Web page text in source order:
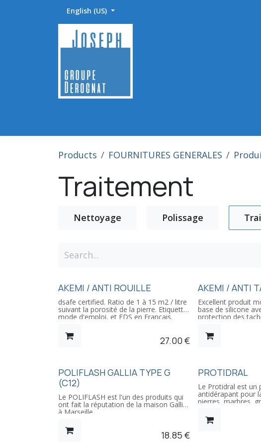
Skip to ContentEnglish (US)
Products FOURNITURES GENERALES
Traitement
Nettoyage Polissage
AKEMI / ANTI ROUILLE
dsafe certified. Ratio de 1 à 15 m2 / litre
suivant la porosité de la pierre. Etiquette,
mode d'emploi, et FDS en Français.
d'emploi.
27.00€
AKEMI / ANTI
Excellent produit
base de silicone
protection des
porosité de la
d'emploi, et FDS en
Dangereux.
POLIFLASH GALLIA TYPE G
(C12)
Le POLIFLASH est l'un des produits qui
ont fait la réputation de la maison Gallia
à Marseille.
pierres, granito, mosaïques et terres
cuites, il en ravive les couleurs, les
nettoie, les lustre et les imperméabilise.
18.85 €
PROMO
PROTIDRAL
Le Protidral est un
antidérapant pour
pierres, marbres,
Il évite les tâches
mazout, feutres...